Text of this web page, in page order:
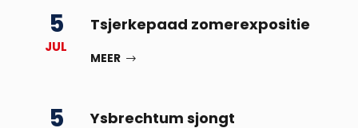
5
JUL
Tsjerkepaad zomerexpositie
MEER
5 Ysbrechtum sjongt